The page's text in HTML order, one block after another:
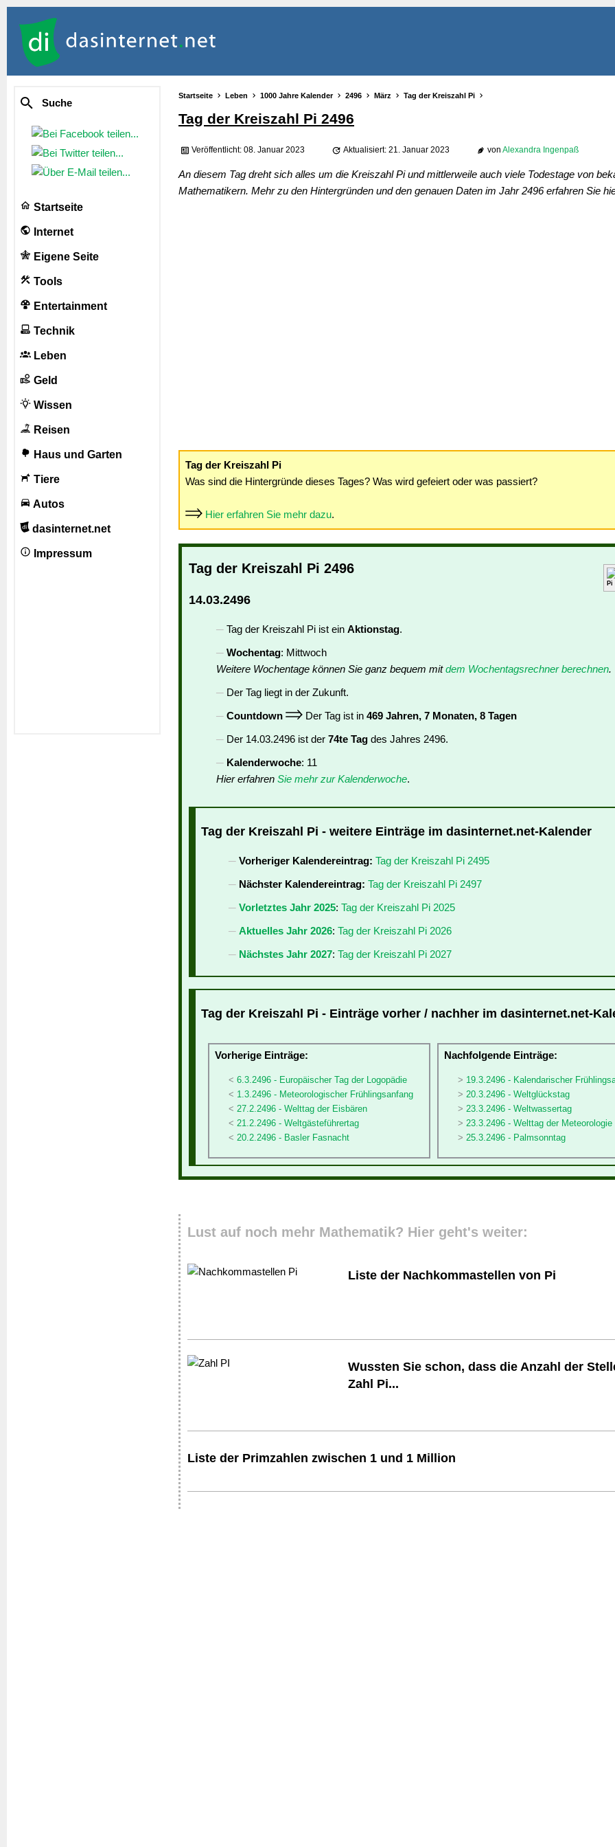
Suche
Startseite
Internet
Eigene Seite
Tools
Entertainment
Technik
Leben
Geld
Wissen
Reisen
Haus und Garten
Tiere
Autos
dasinternet.net
Impressum
Startseite Leben 1000 Jahre Kalender 2496 März Tag der Kreiszahl Pi
Tag der Kreiszahl Pi 2496
Veröffentlicht: 08. Januar 2023 Aktualisiert: 21. Januar 2023 von Alexandra Ingenpaß
An diesem Tag dreht sich alles um die Kreiszahl Pi und mittlerweile auch viele Todestage von
Mathematikern. Mehr zu den Hintergründen und den genauen Daten im Jahr 2496 erfahren Sie
Tag der Kreiszahl Pi
Was sind die Hintergründe dieses Tages? Was wird gefeiert oder was passiert?
Hier erfahren Sie mehr dazu.
Pi
Tag der Kreiszahl Pi 2496
14.03.2496
Tag der Kreiszahl Pi ist ein Aktionstag.
Wochentag: Mittwoch
Weitere Wochentage können Sie ganz bequem mitdem Wochentagsrechner berechnen.
Der Tag liegt in der Zukunft.
Countdown
Der Tag ist in 469 Jahren, 7 Monaten, 8 Tagen
Der 14.03.2496 ist der 74te Tag des Jahres 2496.
Kalenderwoche: 11
Hier erfahren Sie mehr zur Kalenderwoche.
Tag der Kreiszahl Pi - weitere Einträge im dasinternet.net-Kalender
Vorheriger Kalendereintrag: Tag der Kreiszahl Pi 2495
Nächster Kalendereintrag: Tag der Kreiszahl Pi 2497
Vorletztes Jahr 2025: Tag der Kreiszahl Pi 2025
Aktuelles Jahr 2026: Tag der Kreiszahl Pi 2026
Nächstes Jahr 2027: Tag der Kreiszahl Pi 2027
Tag der Kreiszahl Pi - Einträge vorher / nachher im dasinternet.net-
Vorherige Einträge:
6.3.2496 - Europäischer Tag der Logopädie
1.3.2496 - Meteorologischer Frühlingsanfang
27.2.2496 - Welttag der Eisbären
21.2.2496 - Weltgästeführertag
20.2.2496 - Basler Fasnacht
Nachfolgende Einträge:
19.3.2496 - Kalendarischer
20.3.2496 - Weltglückstag
23.3.2496 - Weltwassertag
23.3.2496 - Welttag der Meteorologie
25.3.2496 - Palmsonntag
Lust auf noch mehr Mathematik? Hier geht's weiter:
Liste der Nachkommastellen von Pi
Wussten Sie schon, dass die Anzahl der
Zahl Pi...
Liste der Primzahlen zwischen 1 und 1 Million